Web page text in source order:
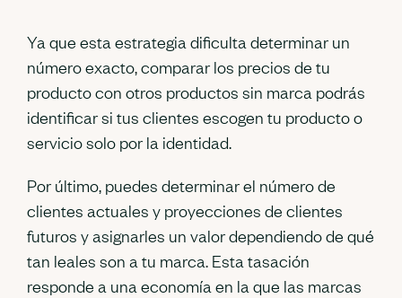
Ya que esta estrategia dificulta determinar un
número exacto, comparar los precios de tu
producto con otros productos sin marca podrás
identificar si tus clientes escogen tu producto o
servicio solo por la identidad.
Por último, puedes determinar el número de
clientes actuales y proyecciones de clientes
futuros y asignarles un valor dependiendo de qué
tan leales son a tu marca. Esta tasación
responde a una economía en la que las marcas